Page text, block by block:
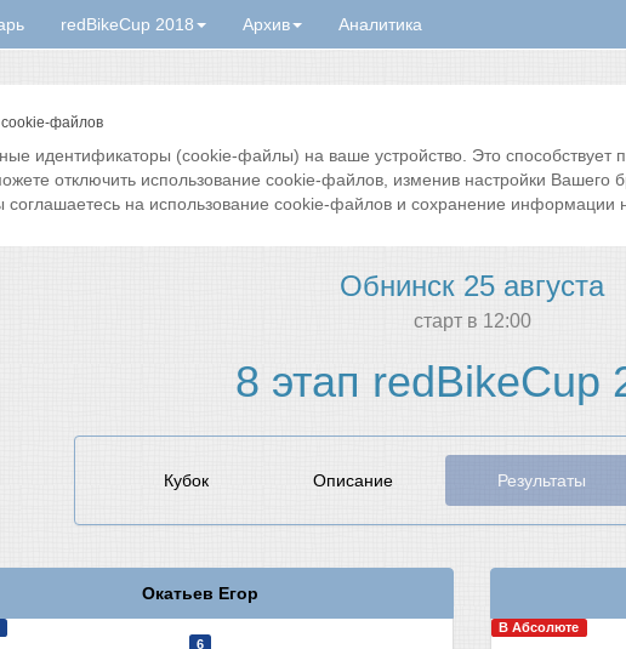
redBikeCup 2018 Архив Аналитика
файлов
идентификаторы (cookie-файлы) на ваше устройство. Это способствует
отключить использование cookie-файлов, изменив настройки Вашего
на использование cookie-файлов и сохранение информации
Обнинск 25 августа
cтарт в 12:00
8 этап redBikeCup
Кубок Описание Результаты
Окатьев Егор
6
В Абсолюте